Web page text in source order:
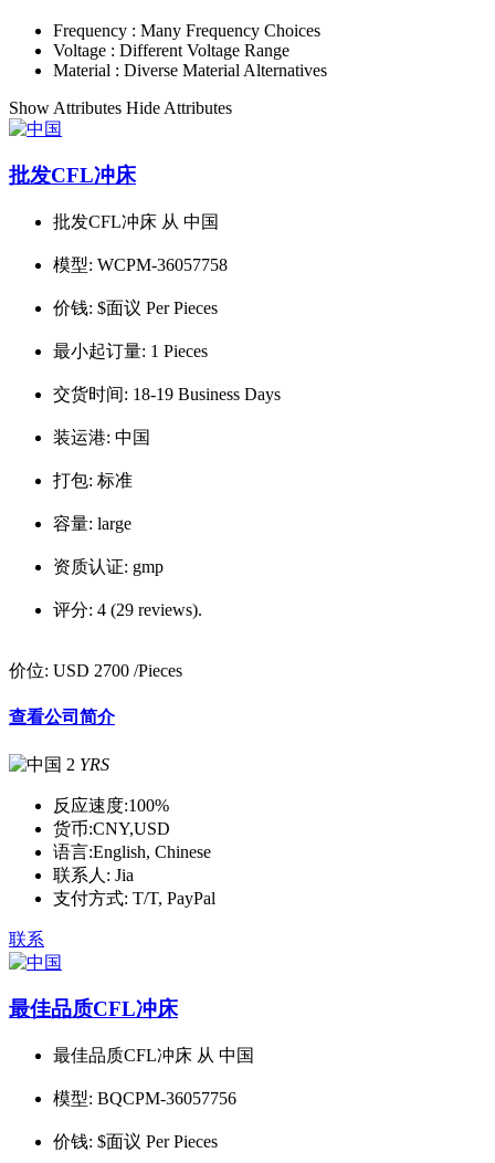
Frequency : Many Frequency Choices
Voltage : Different Voltage Range
Material : Diverse Material Alternatives
Show Attributes Hide Attributes
批发CFL冲床
批发CFL冲床 从 中国
模型: WCPM-36057758
价钱: $面议 Per Pieces
最小起订量: 1 Pieces
交货时间: 18-19 Business Days
装运港: 中国
打包: 标准
容量: large
资质认证: gmp
评分: 4 (29 reviews).
价位: USD 2700 /Pieces
查看公司简介
2 YRS
反应速度:100%
货币:CNY,USD
语言:English, Chinese
联系人: Jia
支付方式: T/T, PayPal
联系
最佳品质CFL冲床
最佳品质CFL冲床 从 中国
模型: BQCPM-36057756
价钱: $面议 Per Pieces